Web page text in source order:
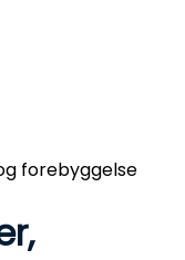
forebyggelse